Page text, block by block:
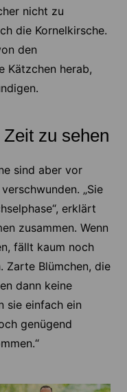
nicht zu
die Kornelkirsche.
den
Kätzchen herab,
zu sehen
sind aber vor
„Sie
erklärt
zusammen. Wenn
fällt kaum noch
Zarte Blümchen, die
dann keine
sie einfach ein
genügend